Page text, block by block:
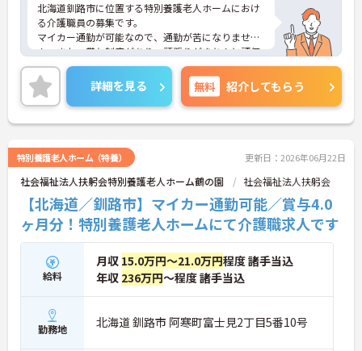
北海道釧路市に位置する特別養護老人ホームにおけ
る介護職員の募集です。
マイカー通勤が可能なので、通勤が苦になりませ
ん。また、賞与制度があり、頑張りがきちんと評価
されるのでモチベーションアップにつながります。
ご興味のある方には、面接対策ポイントなど、さら
に詳細をお話しいたしますのでお気軽にご相談くだ
さい！
詳細を見る 無料 紹介してもらう
特別養護老人ホーム（特養） 更新日：2026年06月22日
社会福祉法人扶躬会特別養護老人ホーム鶴の園 社会福祉法人扶躬会
【北海道／釧路市】マイカー通勤可能／賞与4.0
ヶ月分！特別養護老人ホームにて介護職求人です
給料
月収 15.0万円～21.0万円程度 諸手当込
年収 236万円～程度 諸手当込
勤務地 北海道 釧路市 阿寒町富士見2丁目5番10号